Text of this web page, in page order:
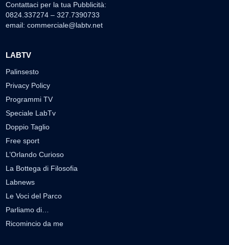
Contattaci per la tua Pubblicità:
0824.337274 – 327.7390733
email: commerciale@labtv.net
LABTV
Palinsesto
Privacy Policy
Programmi TV
Speciale LabTv
Doppio Taglio
Free sport
L’Orlando Curioso
La Bottega di Filosofia
Labnews
Le Voci del Parco
Parliamo di…
Ricomincio da me